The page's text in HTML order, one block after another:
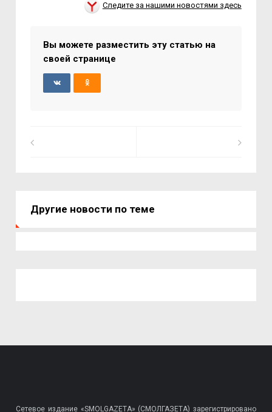
Следите за нашими новостями здесь
Вы можете разместить эту статью на
своей странице
Другие новости по теме
Сетевое издание «SMOLGAZETA» (СМОЛГАЗЕТА) зарегистрировано